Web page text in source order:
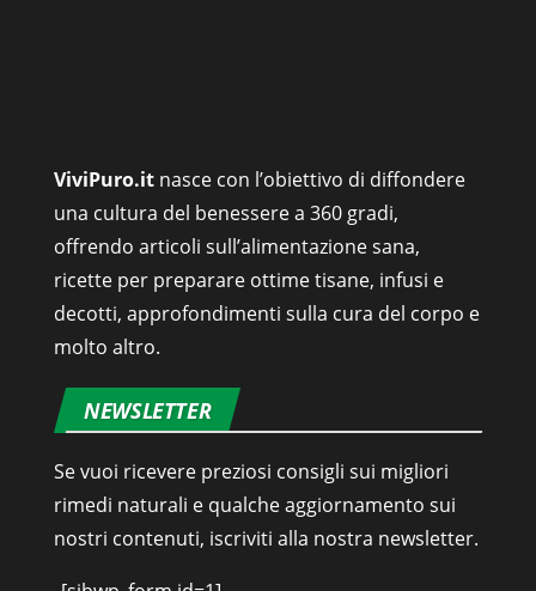
ViviPuro.it nasce con l’obiettivo di diffondere
una cultura del benessere a 360 gradi,
offrendo articoli sull’alimentazione sana,
ricette per preparare ottime tisane, infusi e
decotti, approfondimenti sulla cura del corpo e
molto altro.
NEWSLETTER
Se vuoi ricevere preziosi consigli sui migliori
rimedi naturali e qualche aggiornamento sui
nostri contenuti, iscriviti alla nostra newsletter.